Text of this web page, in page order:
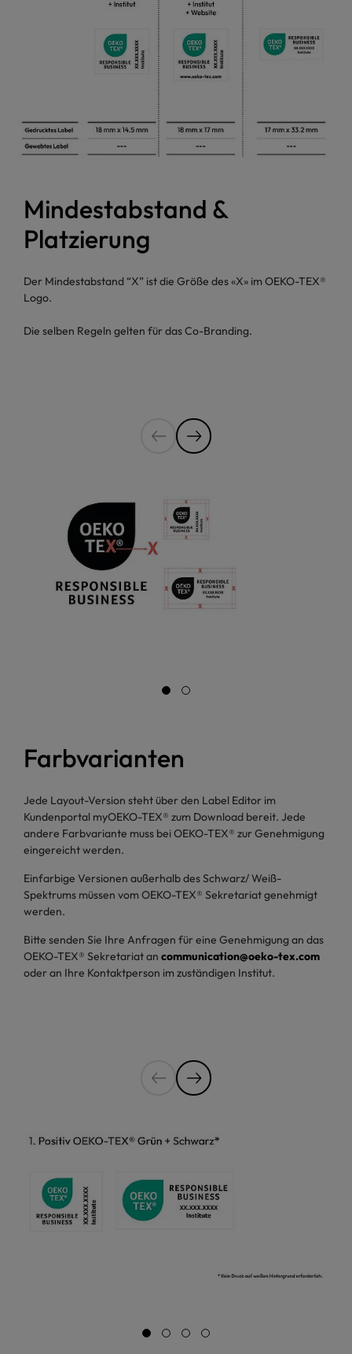
Mindestabstand &
Platzierung
Der Mindestabstand “X” ist die Größe des «X» im OEKO-TEX®
Logo.
Die selben Regeln gelten für das Co-Branding.
Farbvarianten
Jede Layout-Version steht über den Label Editor im
Kundenportal myOEKO-TEX® zum Download bereit. Jede
andere Farbvariante muss bei OEKO-TEX® zur Genehmigung
eingereicht werden.
Einfarbige Versionen außerhalb des Schwarz/ Weiß-
Spektrums müssen vom OEKO-TEX® Sekretariat genehmigt
werden.
Bitte senden Sie Ihre Anfragen für eine Genehmigung an das
OEKO-TEX® Sekretariat an communication@oeko-tex.com
oder an Ihre Kontaktperson im zuständigen Institut.